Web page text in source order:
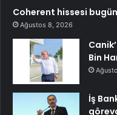
Coherent hissesi
Ağustos 8, 2026
Bin
İş